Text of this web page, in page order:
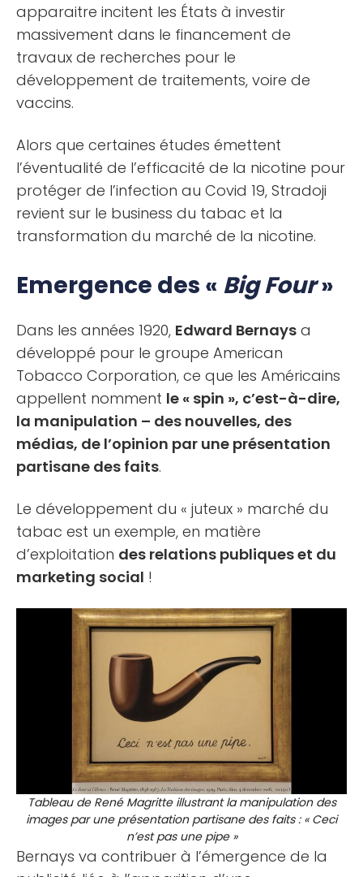
apparaitre incitent les États à investir
massivement dans le financement de
travaux de recherches pour le
développement de traitements, voire de
vaccins.
Alors que certaines études émettent
l’éventualité de l’efficacité de la nicotine pour
protéger de l’infection au Covid 19, Stradoji
revient sur le business du tabac et la
transformation du marché de la nicotine.
Emergence des « Big Four»
Dans les années 1920, Edward Bernays a
développé pour le groupe American
Tobacco Corporation, ce que les Américains
appellent nomment le « spin », c’est-à-dire,
la manipulation – des nouvelles, des
médias, de l’opinion par une présentation
partisane des faits.
Le développement du « juteux » marché du
tabac est un exemple, en matière
d’exploitation des relations publiques et du
marketing social !
Tableau de René Magritte illustrant la manipulation des
images par une présentation partisane des faits : « Ceci
n’est pas une pipe »
Bernays va contribuer à l’émergence de la